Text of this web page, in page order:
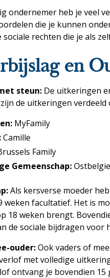
ondernemer heb je veel
die je kunnen
rechten die je als
en
steun: De uitkeringen
de uitkeringen verdeeld
MyFamily
Camille
Family
Gemeenschap:
Als kersverse moeder
weken facultatief. Het is
18 weken brengt.
de sociale bijdragen voor
ouder:Ook vaders of
met volledige
ontvang je bovendien 15